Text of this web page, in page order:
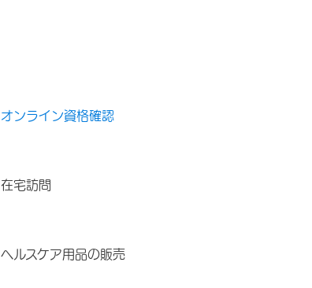
オンライン資格確認
在宅訪問
ヘルスケア用品の販売